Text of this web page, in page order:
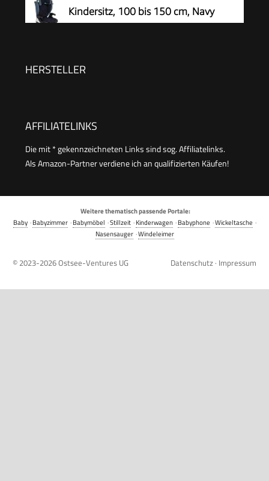
Kindersitz, 100 bis 150 cm, Navy
HERSTELLER
AFFILIATELINKS
Die mit * gekennzeichneten Links sind sog. Affiliatelinks.
Als Amazon-Partner verdiene ich an qualifizierten Käufen!
Weitere thematisch passende Portale:
Baby·Babyzimmer·Babymöbel ·Stillzeit·Kinderwagen·Babyphone ·Wickeltasche ·
Nasensauger·Windeleimer
© 2023-2026Ostsee-Ventures UG Datenschutz · Impressum